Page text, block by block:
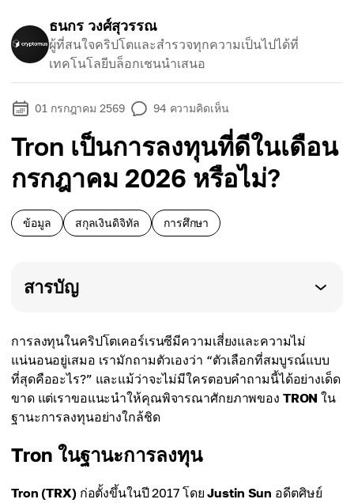
ธนกร วงศ์สุวรรณ
ผู้ที่สนใจคริปโตและสำรวจทุกความเป็นไปได้ที่
เทคโนโลยีบล็อกเชนนำเสนอ
01 กรกฎาคม 2569 94 ความคิดเห็น
Tron เป็นการลงทุนที่ดีในเดือน
กรกฎาคม 2026 หรือไม่?
ข้อมูล สกุลเงินดิจิทัล การศึกษา
สารบัญ
การลงทุนในคริปโตเคอร์เรนซีมีความเสี่ยงและความไม่
แน่นอนอยู่เสมอ เรามักถามตัวเองว่า “ตัวเลือกที่สมบูรณ์แบบ
ที่สุดคืออะไร?” และแม้ว่าจะไม่มีใครตอบคำถามนี้ได้อย่างเด็ด
ขาด แต่เราขอแนะนำให้คุณพิจารณาศักยภาพของ TRON ใน
ฐานะการลงทุนอย่างใกล้ชิด
Tron ในฐานะการลงทุน
Tron (TRX)ก่อตั้งขึ้นในปี 2017 โดยJustin Sun อดีตศิษย์